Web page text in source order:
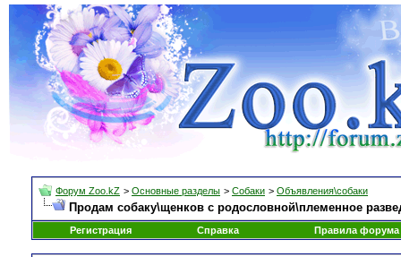
Форум Zoo.kZ > Основные разделы > Собаки > Объявления\собаки
Продам собаку\щенков с родословной\племенное
Регистрация Справка Правила форума